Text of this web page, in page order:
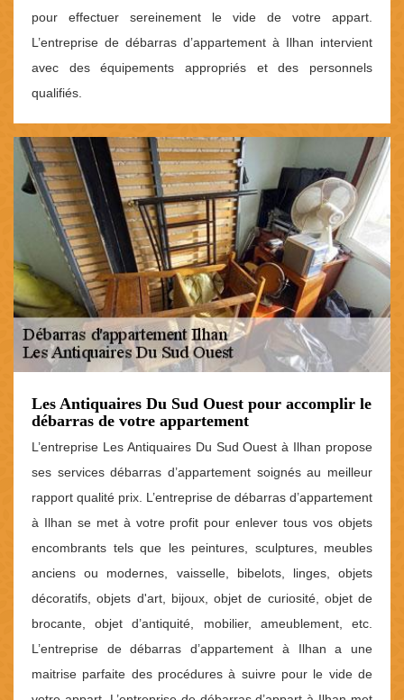
pour effectuer sereinement le vide de votre appart.
L’entreprise de débarras d’appartement à Ilhan intervient
avec des équipements appropriés et des personnels
qualifiés.
Les Antiquaires Du Sud Ouest pour accomplir le
débarras de votre appartement
L’entreprise Les Antiquaires Du Sud Ouest à Ilhan propose
ses services débarras d’appartement soignés au meilleur
rapport qualité prix. L’entreprise de débarras d’appartement
à Ilhan se met à votre profit pour enlever tous vos objets
encombrants tels que les peintures, sculptures, meubles
anciens ou modernes, vaisselle, bibelots, linges, objets
décoratifs, objets d'art, bijoux, objet de curiosité, objet de
brocante, objet d’antiquité, mobilier, ameublement, etc.
L’entreprise de débarras d’appartement à Ilhan a une
maitrise parfaite des procédures à suivre pour le vide de